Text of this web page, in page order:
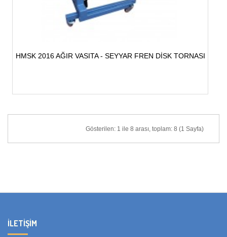
HMSK 2016 AĞIR VASITA - SEYYAR FREN DİSK TORNASI
Gösterilen: 1 ile 8 arası, toplam: 8 (1 Sayfa)
İLETIŞIM